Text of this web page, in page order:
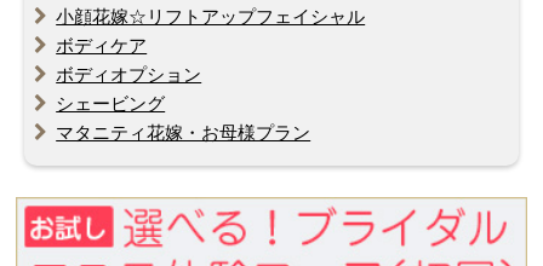
小顔花嫁☆リフトアップフェイシャル
ボディケア
ボディオプション
シェービング
マタニティ花嫁・お母様プラン